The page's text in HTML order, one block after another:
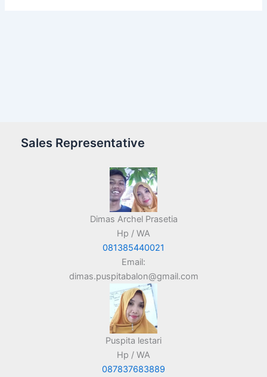
Sales Representative
Dimas Archel Prasetia
Hp / WA
081385440021
Email:
dimas.puspitabalon@gmail.com
Puspita lestari
Hp / WA
087837683889